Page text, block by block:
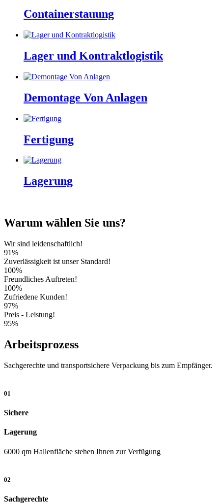
Containerstauung
Lager und Kontraktlogistik
Demontage Von Anlagen
Fertigung
Lagerung
Warum wählen Sie uns?
Wir sind leidenschaftlich!
91%
Zuverlässigkeit ist unser Standard!
100%
Freundliches Auftreten!
100%
Zufriedene Kunden!
97%
Preis - Leistung!
95%
Arbeitsprozess
Sachgerechte und transportsichere Verpackung bis zum Empfänger.
01
Sichere
Lagerung
6000 qm Hallenfläche stehen Ihnen zur Verfügung
02
Sachgerechte